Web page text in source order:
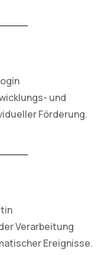
und
Förderung.
Verarbeitung
Ereignisse.